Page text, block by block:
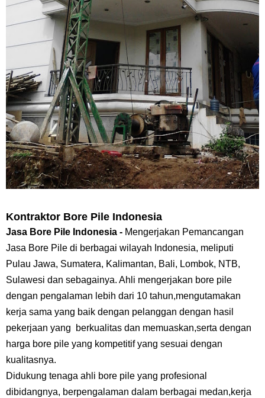
Kontraktor Bore Pile Indonesia
Jasa Bore Pile Indonesia - Mengerjakan Pemancangan
Jasa Bore Pile di berbagai wilayah Indonesia, meliputi
Pulau Jawa, Sumatera, Kalimantan, Bali, Lombok, NTB,
Sulawesi dan sebagainya. Ahli mengerjakan bore pile
dengan pengalaman lebih dari 10 tahun,mengutamakan
kerja sama yang baik dengan pelanggan dengan hasil
pekerjaan yang berkualitas dan memuaskan,serta dengan
harga bore pile yang kompetitif yang sesuai dengan
kualitasnya.
Didukung tenaga ahli bore pile yang profesional
dibidangnya, berpengalaman dalam berbagai medan,kerja